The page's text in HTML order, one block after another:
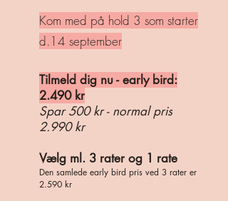
Kom med på hold 3 som starter
d.14 september
Tilmeld dig nu - early bird:
2.490 kr
Spar 500 kr - normal pris
2.990 kr
Vælg ml. 3 rater og 1 rate
Den samlede early bird pris ved 3 rater er
2.590 kr